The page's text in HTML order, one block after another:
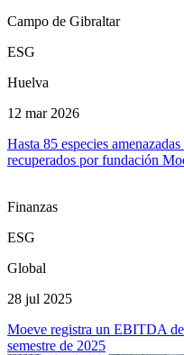
Campo de Gibraltar
ESG
Huelva
12 mar 2026
Hasta 85 especies
recuperados por fundación
Finanzas
ESG
Global
28 jul 2025
Moeve registra un EBITDA
semestre de 2025